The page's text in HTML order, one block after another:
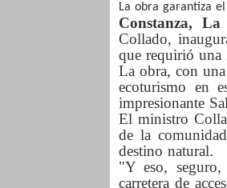
La obra garantiza
Constanza, La
Collado,
que requirió
La obra, con
ecoturismo en
impresionante
El ministro
de la
destino natural.
"Y eso,
carretera de